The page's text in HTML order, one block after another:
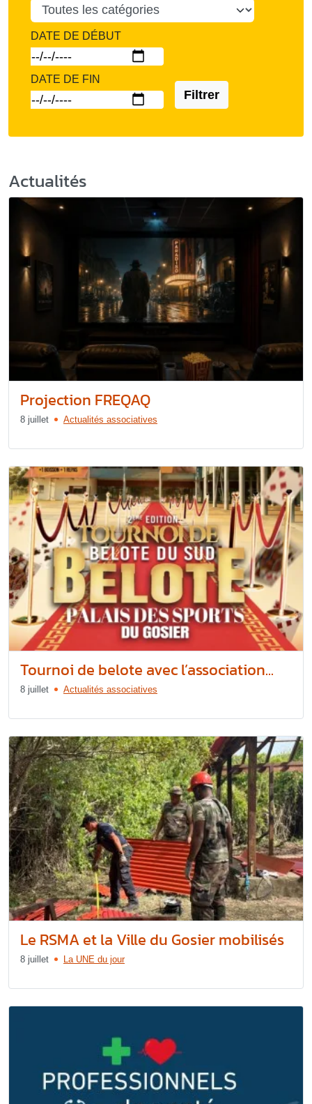
DATE DE DÉBUT
DATE DE FIN
Filtrer
Actualités
Projection FREQAQ
8 juillet Actualités associatives
Tournoi de belote avec l’association...
8 juillet Actualités associatives
Le RSMA et la Ville du Gosier mobilisés
8 juillet La UNE du jour